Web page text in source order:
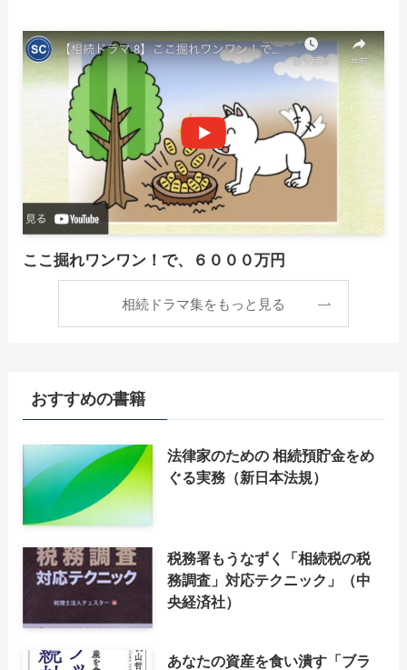
ここ掘れワンワン！で、６０００万円
相続ドラマ集をもっと見る
おすすめの書籍
法律家のための 相続預貯金をめ
ぐる実務（新日本法規）
税務署もうなずく「相続税の税
務調査」対応テクニック」（中
央経済社）
あなたの資産を食い潰す「ブラ